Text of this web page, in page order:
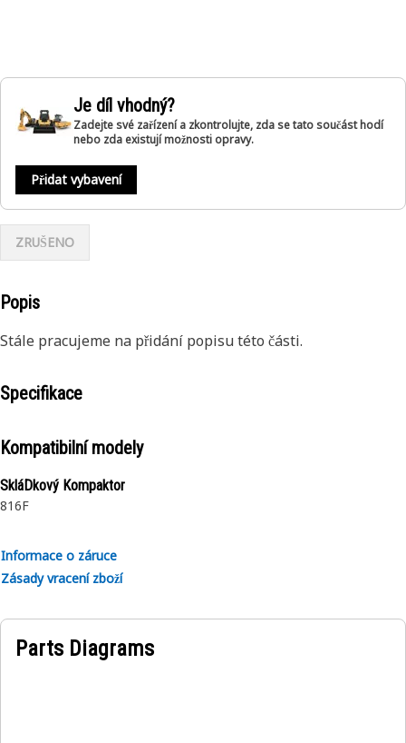
Je díl vhodný?
Zadejte své zařízení a zkontrolujte, zda se tato součást hodí
nebo zda existují možnosti opravy.
Přidat vybavení
ZRUŠENO
Popis
Stále pracujeme na přidání popisu této části.
Specifikace
Kompatibilní modely
SkláDkový Kompaktor
816F
Informace o záruce
Zásady vracení zboží
Parts Diagrams